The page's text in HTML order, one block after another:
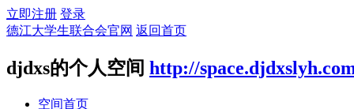
立即注册 登录
德江大学生联合会官网 返回首页
djdxs的个人空间 http://
空间首页